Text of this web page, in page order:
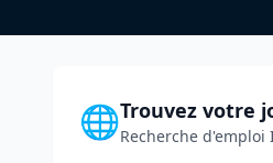
🌐Trouvez votre
Recherche d'emploi